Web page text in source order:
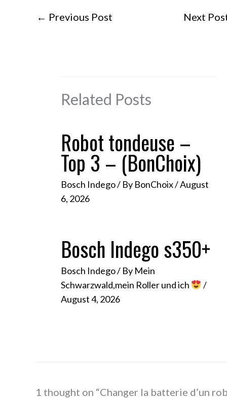
← Previous Post Next
Related Posts
Robot tondeuse –
Top 3 – (BonChoix)
Bosch Indego/ By BonChoix/August
6, 2026
Bosch Indego s350+
Bosch Indego/ By Mein
Schwarzwald,mein Roller und ich
/
August 4, 2026
1 thought on “Changer la batterie d’un